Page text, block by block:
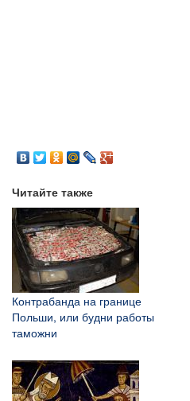
Читайте также
Контрабанда на границе
Польши, или будни работы
таможни